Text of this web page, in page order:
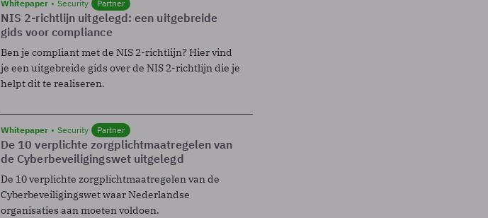
Whitepaper Security Partner
NIS 2-richtlijn uitgelegd: een uitgebreide
gids voor compliance
Ben je compliant met de NIS 2-richtlijn? Hier vind
je een uitgebreide gids over de NIS 2-richtlijn die je
helpt dit te realiseren.
Whitepaper Security Partner
De 10 verplichte zorgplichtmaatregelen van
de Cyberbeveiligingswet uitgelegd
De 10 verplichte zorgplichtmaatregelen van de
Cyberbeveiligingswet waar Nederlandse
organisaties aan moeten voldoen.